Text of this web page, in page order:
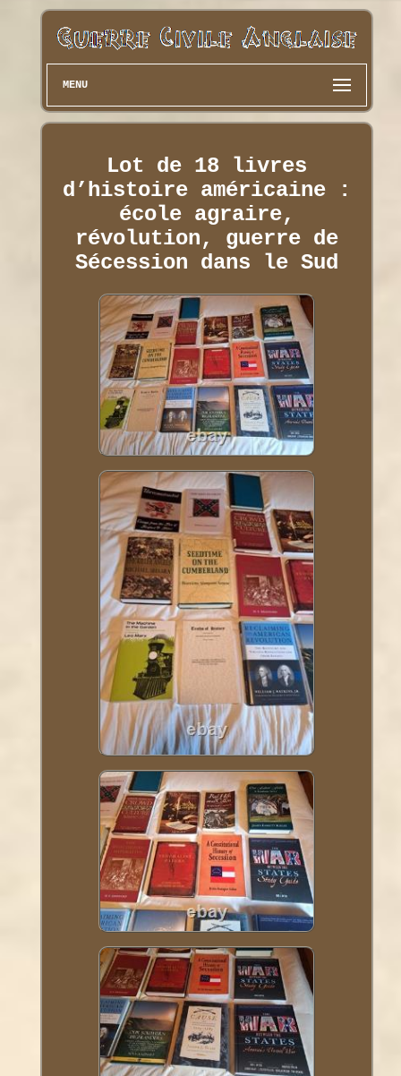
MENU
Lot de 18 livres
d’histoire américaine :
école agraire,
révolution, guerre de
Sécession dans le Sud